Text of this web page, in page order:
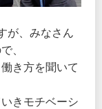
が、みなさん
、
き方を聞いて
きモチベーシ